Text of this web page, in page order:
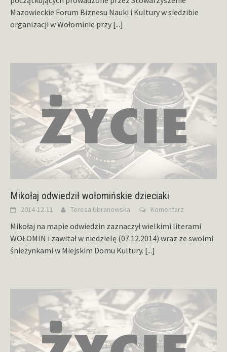
Mazowieckie Forum Biznesu Nauki i Kultury w siedzibie
organizacji w Wołominie przy [...]
Mikołaj odwiedził wołomińskie dzieciaki
2014-12-11 Teresa Ubranowska Komentarz
Mikołaj na mapie odwiedzin zaznaczył wielkimi literami
WOŁOMIN i zawitał w niedzielę (07.12.2014) wraz ze swoimi
śnieżynkami w Miejskim Domu Kultury. [...]